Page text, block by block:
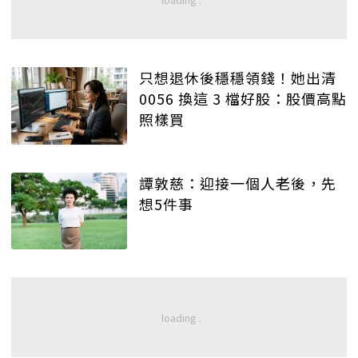
只想退休後穩穩領錢！她出清
0056 換這 3 檔好股：股價高點
照樣買
譚敦慈：迎接一個人老後，先
想5件事